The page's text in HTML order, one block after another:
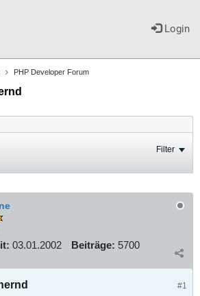
Login
PHP Developer Forum
Filter
03.01.2002 Beiträge: 5700
#1